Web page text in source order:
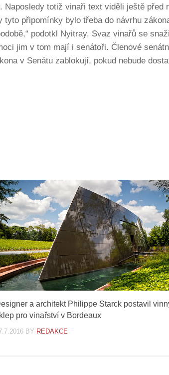
totiž vinaři text viděli ještě
připomínky bylo třeba do návrhu
podotkl Nyitray. Svaz vinařů se
jim v tom mají i senátoři. Členové
v Senátu zablokují, pokud nebude
a architekt Philippe Starck postavil
pro vinařství v Bordeaux
BY REDAKCE